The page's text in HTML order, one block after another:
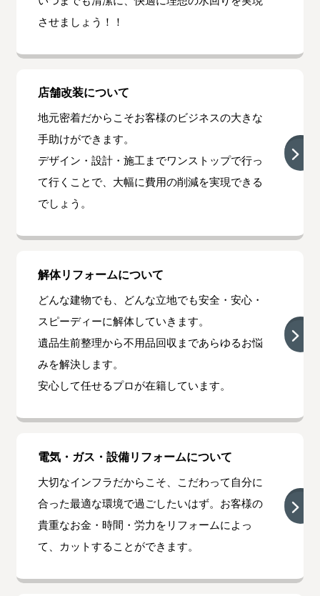
させましょう！！
店舗改装について
地元密着だからこそお客様のビジネスの大きな
手助けができます。
デザイン・設計・施工までワンストップで行っ
て行くことで、大幅に費用の削減を実現できる
でしょう。
解体リフォームについて
どんな建物でも、どんな立地でも安全・安心・
スピーディーに解体していきます。
遺品生前整理から不用品回収まであらゆるお悩
みを解決します。
安心して任せるプロが在籍しています。
電気・ガス・設備リフォームについて
大切なインフラだからこそ、こだわって自分に
合った最適な環境で過ごしたいはず。お客様の
貴重なお金・時間・労力をリフォームによっ
て、カットすることができます。